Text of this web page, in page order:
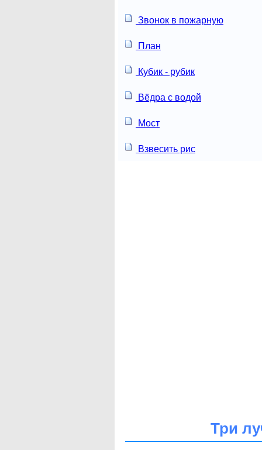
Звонок в пожарную
План
Кубик - рубик
Вёдра с водой
Мост
Взвесить рис
Три